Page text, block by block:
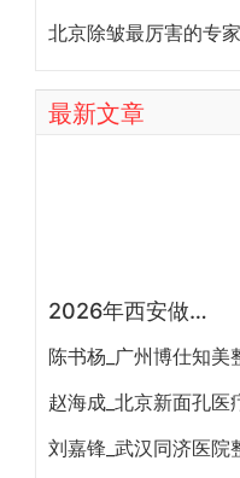
最新文章
2026年西安做鼻子比较好的医生有哪些？曾熬、霍玉旺、房志强、蒋立、刘宝军哪个更好？